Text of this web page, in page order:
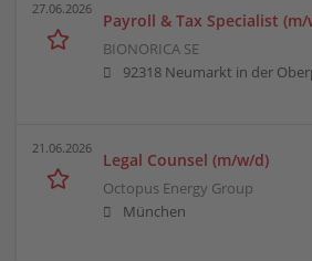
27.06.2026
Payroll & Tax Specialist
BIONORICA SE
92318 Neumarkt in der
21.06.2026
Legal Counsel (m/w/d)
Octopus Energy Group
München